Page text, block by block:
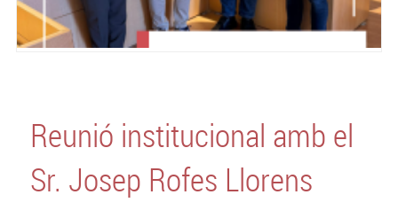
Reunió institucional amb el
Sr. Josep Rofes Llorens